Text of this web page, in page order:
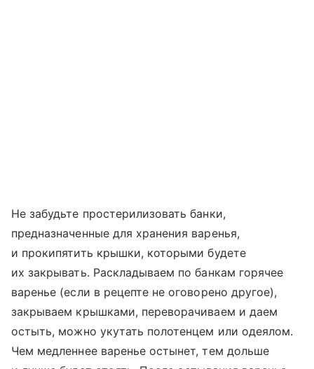
Не забудьте простерилизовать банки,
предназначенные для хранения варенья,
и прокипятить крышки, которыми будете
их закрывать. Раскладываем по банкам горячее
варенье (если в рецепте не оговорено другое),
закрываем крышками, переворачиваем и даем
остыть, можно укутать полотенцем или одеялом.
Чем медленнее варенье остынет, тем дольше